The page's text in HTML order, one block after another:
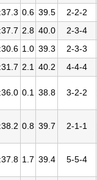
0.6 39.5 2-2-2
2.8 40.0 2-3-4
1.0 39.3 2-3-3
2.1 40.2 4-4-4
0.1 38.8 3-2-2
0.8 39.7 2-1-1
1.7 39.4 5-5-4